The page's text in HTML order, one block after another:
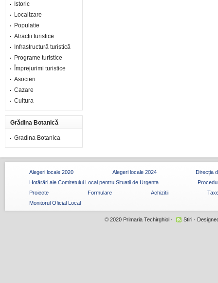
Istoric
Localizare
Populatie
Atracții turistice
Infrastructură turistică
Programe turistice
Împrejurimi turistice
Asocieri
Cazare
Cultura
Grădina Botanică
Gradina Botanica
Alegeri locale 2020 Alegeri locale 2024
Direcția
Hotărâri ale Comitetului Local pentru Situatii de Urgenta
Proiecte
Formulare Achizitii
Monitorul Oficial Local
© 2020 Primaria Techirghiol· Stiri·